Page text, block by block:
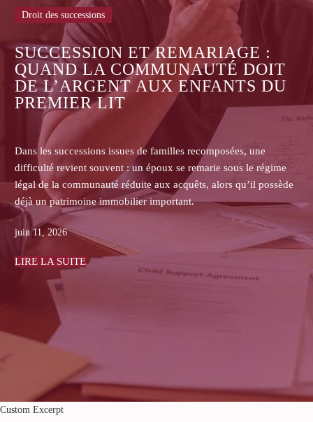
Droit des successions
ASSURANCE-VIE : POURQUOI
LES ASSUREURS REFUSENT-ILS
DE COMMUNIQUER LES
CONTRATS AUX HÉRITIERS NON
BÉNÉFICIAIRES ?
Dans les successions, les héritiers non bénéficiaires d’une
assurance-vie se heurtent souvent au refus de l’assureur de
transmettre le contrat, la clause bénéficiaire, l’historique des
primes ou les pièces de gestion.
juin 08, 2026
LIRE LA SUITE
Custom Excerpt